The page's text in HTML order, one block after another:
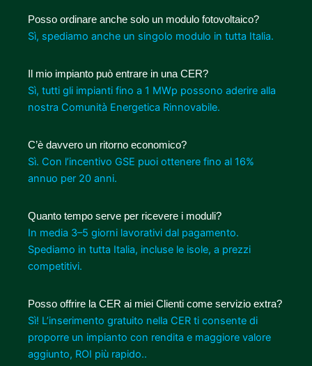
Posso ordinare anche solo un modulo fotovoltaico?
Sì, spediamo anche un singolo modulo in tutta Italia.
Il mio impianto può entrare in una CER?
Sì, tutti gli impianti fino a 1 MWp possono aderire alla
nostra Comunità Energetica Rinnovabile.
C’è davvero un ritorno economico?
Sì. Con l’incentivo GSE puoi ottenere fino al 16%
annuo per 20 anni.
Quanto tempo serve per ricevere i moduli?
In media 3–5 giorni lavorativi dal pagamento.
Spediamo in tutta Italia, incluse le isole, a prezzi
competitivi.
Posso offrire la CER ai miei Clienti come servizio extra?
Sì! L’inserimento gratuito nella CER ti consente di
proporre un impianto con rendita e maggiore valore
aggiunto, ROI più rapido..